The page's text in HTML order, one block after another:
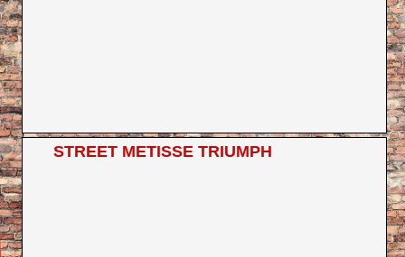
STREET METISSE TRIUMPH